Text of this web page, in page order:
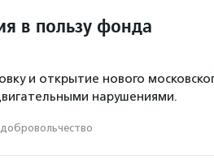
в пользу фонда
и открытие нового
нарушениями.